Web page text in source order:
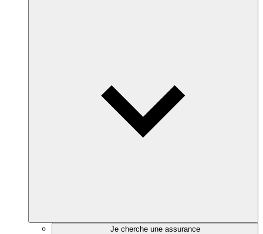
Je cherche une assurance